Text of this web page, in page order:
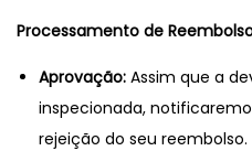
Processamento de
Aprovação: Assim que a
inspecionada,
rejeição do seu reembolso.